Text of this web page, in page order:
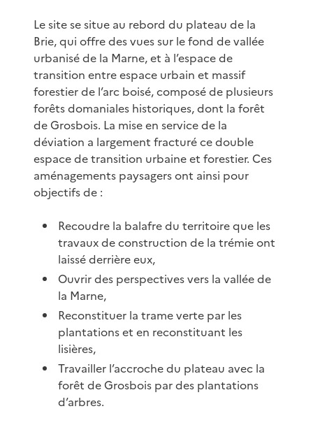
Le site se situe au rebord du plateau de la
Brie, qui offre des vues sur le fond de vallée
urbanisé de la Marne, et à l’espace de
transition entre espace urbain et massif
forestier de l’arc boisé, composé de plusieurs
forêts domaniales historiques, dont la forêt
de Grosbois. La mise en service de la
déviation a largement fracturé ce double
espace de transition urbaine et forestier. Ces
aménagements paysagers ont ainsi pour
objectifs de :
Recoudre la balafre du territoire que les
travaux de construction de la trémie ont
laissé derrière eux,
Ouvrir des perspectives vers la vallée de
la Marne,
Reconstituer la trame verte par les
plantations et en reconstituant les
lisières,
Travailler l’accroche du plateau avec la
forêt de Grosbois par des plantations
d’arbres.